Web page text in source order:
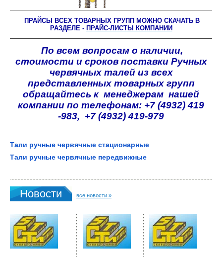
ПРАЙСЫ ВСЕХ ТОВАРНЫХ ГРУПП МОЖНО СКАЧАТЬ В
РАЗДЕЛЕ - ПРАЙС-ЛИСТЫ КОМПАНИИ
По всем вопросам о наличии,
стоимости и сроков поставки Ручных
червячных талей из всех
представленных товарных групп
обращайтесь к менеджерам нашей
компании по телефонам: +7 (4932) 419
-983, +7 (4932) 419-979
Тали ручные червячные стационарные
Тали ручные червячные передвижные
Новости все новости »